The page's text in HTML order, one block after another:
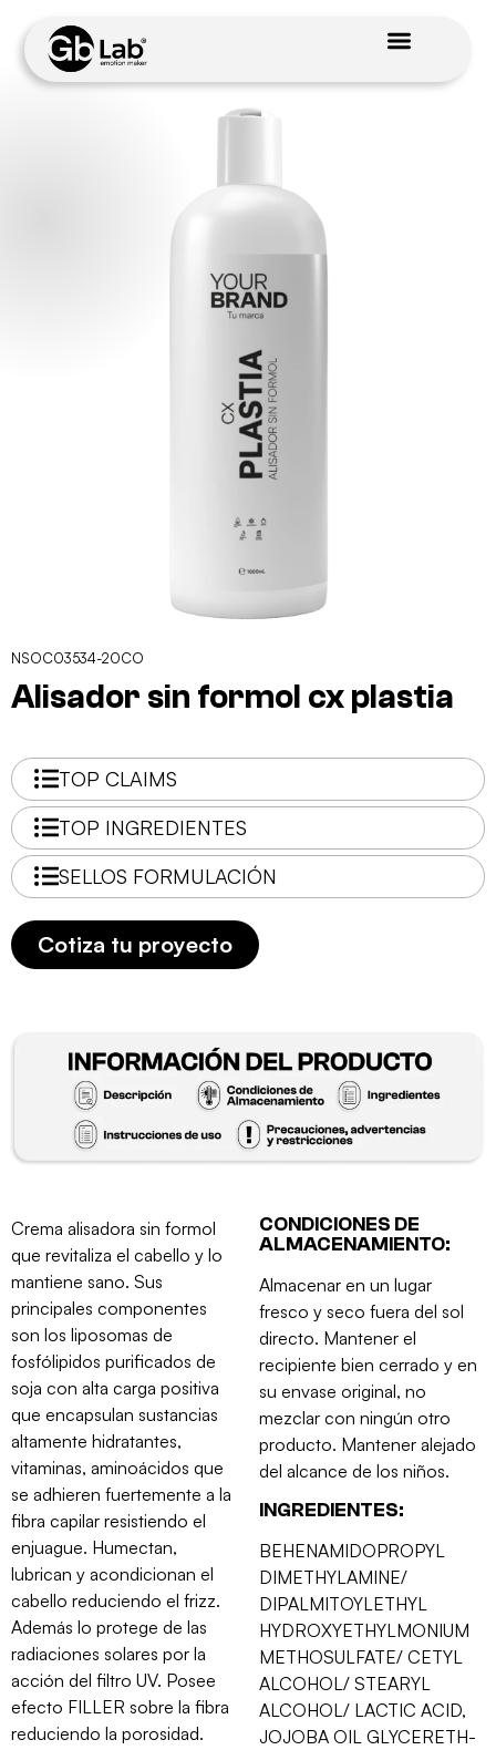
NSOC03534-20CO
Alisador sin formol cx plastia
TOP CLAIMS
TOP INGREDIENTES
SELLOS FORMULACIÓN
Cotiza tu proyecto
Crema alisadora sin formol
que revitaliza el cabello y lo
mantiene sano. Sus
principales componentes
son los liposomas de
fosfólipidos purificados de
soja con alta carga positiva
que encapsulan sustancias
altamente hidratantes,
vitaminas, aminoácidos que
se adhieren fuertemente a la
fibra capilar resistiendo el
enjuague. Humectan,
lubrican y acondicionan el
cabello reduciendo el frizz.
Además lo protege de las
radiaciones solares por la
acción del filtro UV. Posee
efecto FILLER sobre la fibra
reduciendo la porosidad.
CONDICIONES DE
ALMACENAMIENTO:
Almacenar en un lugar
fresco y seco fuera del sol
directo. Mantener el
recipiente bien cerrado y en
su envase original, no
mezclar con ningún otro
producto. Mantener alejado
del alcance de los niños.
INGREDIENTES:
BEHENAMIDOPROPYL
DIMETHYLAMINE/
DIPALMITOYLETHYL
HYDROXYETHYLMONIUM
METHOSULFATE/ CETYL
ALCOHOL/ STEARYL
ALCOHOL/ LACTIC ACID,
JOJOBA OIL GLYCERETH-